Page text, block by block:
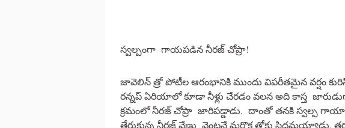
స్వల్పంగా గాయపడిన నీరజ్ చోప్రా!
జావెలిన్ త్రో పోటీల ఆరంభానికి ముందు విపరీతమైన వర్షం
రన్నప్ ఏరియాలో కూడా నీళ్లు చేరడం వలన అది కాస్త
క్రమంలో నీరజ్ చోప్రా జారిపడ్డాడు. దాంతో తనకి
తేరుకున్న నీరజ్ వేణు వెంటనే మరొక త్రోకు సిద్ధమయ్యాడు.